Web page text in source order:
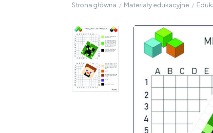
Strona główna / Materiały edukacyjne /